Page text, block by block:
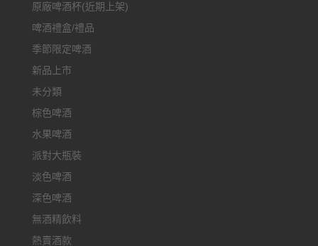
原廠啤酒杯(近期上架)
啤酒禮盒/禮品
季節限定啤酒
新品上市
未分類
棕色啤酒
水果啤酒
派對大瓶裝
淡色啤酒
深色啤酒
無酒精飲料
熱賣酒款